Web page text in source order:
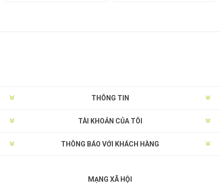
THÔNG TIN
TÀI KHOẢN CỦA TÔI
THÔNG BÁO VỚI KHÁCH HÀNG
MẠNG XÃ HỘI